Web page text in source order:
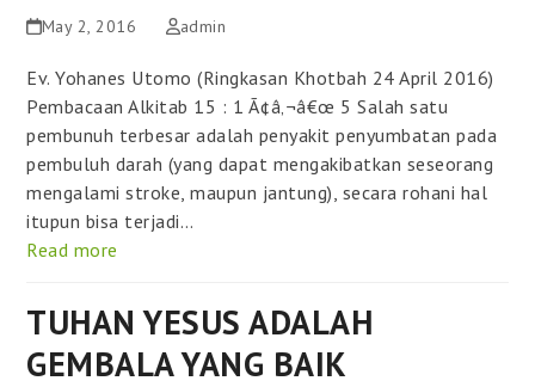
May 2, 2016 admin
Ev. Yohanes Utomo (Ringkasan Khotbah 24 April 2016)
Pembacaan Alkitab 15 : 1 Ã¢â‚¬â€œ 5 Salah satu
pembunuh terbesar adalah penyakit penyumbatan pada
pembuluh darah (yang dapat mengakibatkan seseorang
mengalami stroke, maupun jantung), secara rohani hal
itupun bisa terjadi…
Read more
TUHAN YESUS ADALAH
GEMBALA YANG BAIK